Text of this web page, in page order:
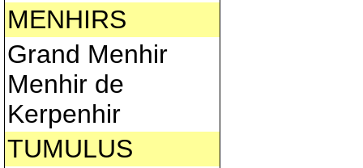
MENHIRS
Grand Menhir
Menhir de
Kerpenhir
TUMULUS